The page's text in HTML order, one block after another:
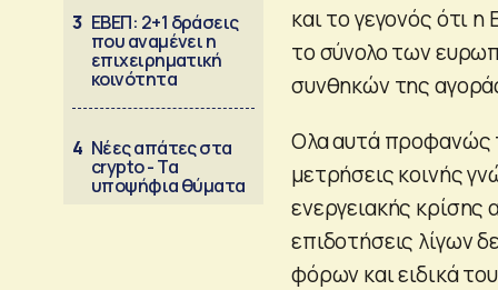
3 ΕΒΕΠ: 2+1 δράσεις
που αναμένει η
επιχειρηματική
κοινότητα
4 Νέες απάτες στα
crypto - Τα
υποψήφια θύματα
και το γεγονός ότι
το σύνολο των
συνθηκών της
Ολα αυτά προφανώς
μετρήσεις κοινής
ενεργειακής κρίσης
επιδοτήσεις λίγων
φόρων και ειδικά